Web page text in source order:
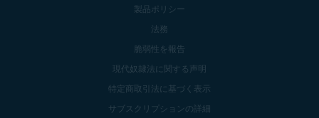
製品ポリシー
法務
脆弱性を報告
現代奴隷法に関する声明
特定商取引法に基づく表示
サブスクリプションの詳細